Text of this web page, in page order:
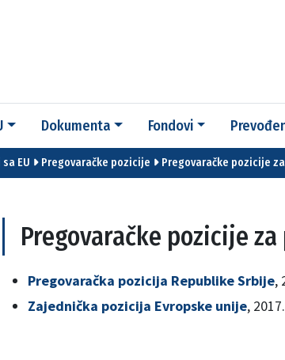
Dokumenta Fondovi
EU Pregovaračke pozicije Pregovaračke pozicije
Pregovaračke pozicije
Pregovaračka pozicija Republike Srbije,
Zajednička pozicija Evropske unije, 2017.